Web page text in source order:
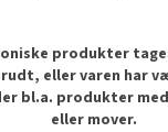
produkter
eller varen har
bl.a. produkter
eller mover.